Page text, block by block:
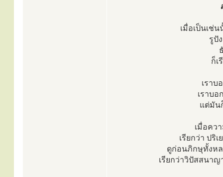
เมื่อเป็นเช่
รูปั
ก็เ
เราบ
เราบอ
แต่มัน
เมื่อคว
เรียกว่า ปริ
ดูก่อนภิกษุทั้งห
เรียกว่าวิปัสสนา